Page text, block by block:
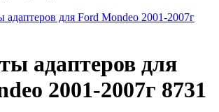
адаптеров для
2001-2007г 8731